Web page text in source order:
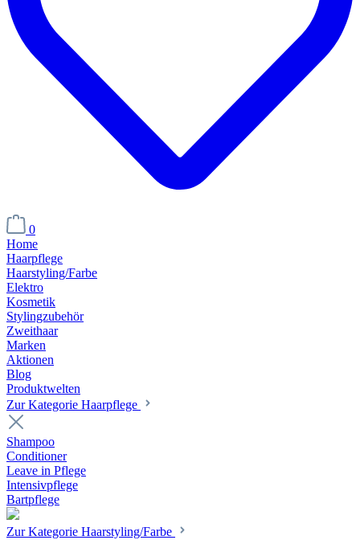
0
Home
Haarpflege
Haarstyling/Farbe
Elektro
Kosmetik
Stylingzubehör
Zweithaar
Marken
Aktionen
Blog
Produktwelten
Zur Kategorie Haarpflege
Shampoo
Conditioner
Leave in Pflege
Intensivpflege
Bartpflege
Zur Kategorie Haarstyling/Farbe